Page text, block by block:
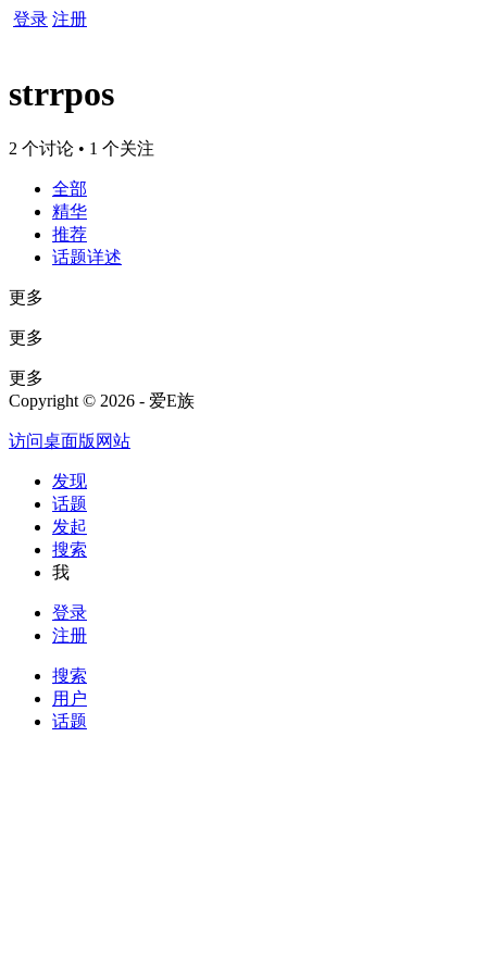
登录 注册
strrpos
2 个讨论 • 1 个关注
全部
精华
推荐
话题详述
更多
更多
更多
Copyright © 2026 - 爱E族
访问桌面版网站
发现
话题
发起
搜索
我
登录
注册
搜索
用户
话题